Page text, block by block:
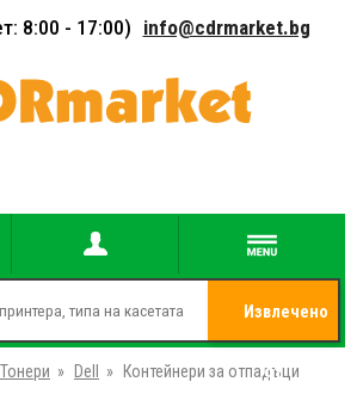
8:00 - 17:00) info@cdrmarket.bg
Извлечено
от
Тонери » Dell » Контейнери за отпадъци